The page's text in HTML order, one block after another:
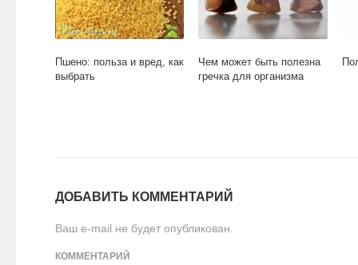
Пшено: польза и вред, как
выбрать
Чем может быть полезна
гречка для организма
ДОБАВИТЬ КОММЕНТАРИЙ
Ваш e-mail не будет опубликован.
КОММЕНТАРИЙ